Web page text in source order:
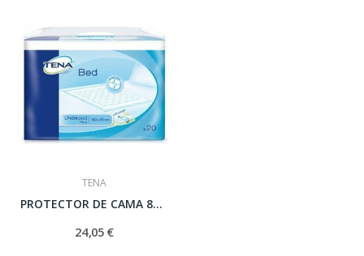
TENA
PROTECTOR DE CAMA 80 X 180 20 U
24,05 €